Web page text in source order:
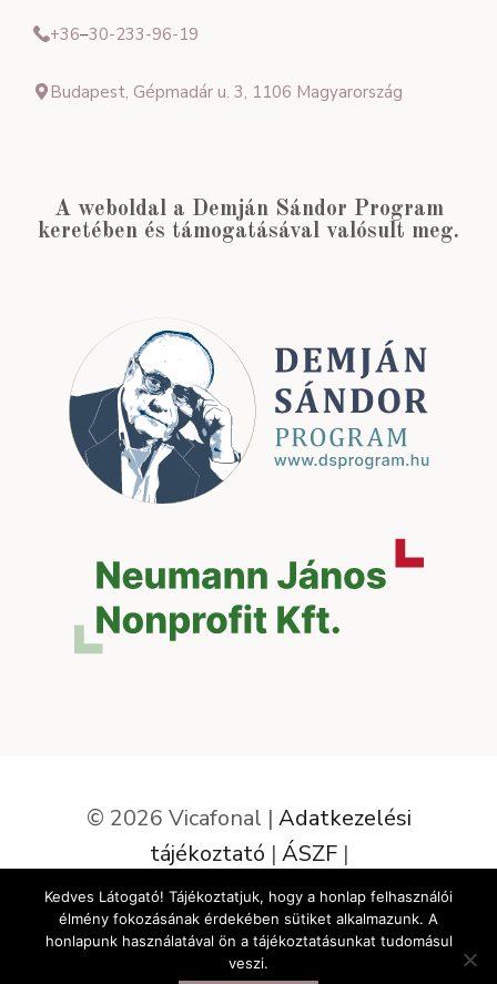
+36–30-233-96-19
Budapest, Gépmadár u. 3, 1106 Magyarország
A weboldal a Demján Sándor Program
keretében és támogatásával valósult meg.
© 2026 Vicafonal | Adatkezelési
tájékoztató | ÁSZF|
Elállás a szerződéstől
Az oldalt készítette:
Kedves Látogató! Tájékoztatjuk, hogy a honlap felhasználói
élmény fokozásának érdekében sütiket alkalmazunk. A
honlapunk használatával ön a tájékoztatásunkat tudomásul
veszi.